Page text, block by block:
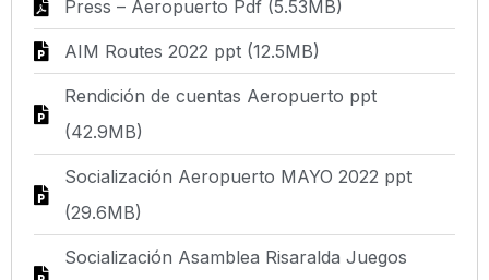
Press – Aeropuerto Pdf (5.53MB)
AIM Routes 2022 ppt (12.5MB)
Rendición de cuentas Aeropuerto ppt
(42.9MB)
Socialización Aeropuerto MAYO 2022 ppt
(29.6MB)
Socialización Asamblea Risaralda Juegos